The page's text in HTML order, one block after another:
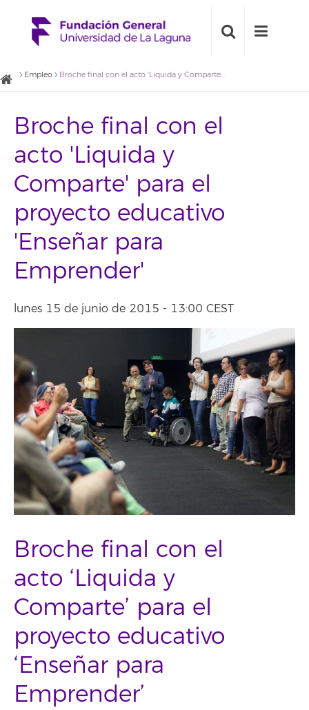
Empleo Broche final con el acto 'Liquida y Comparte' para el proyecto educativo 'Enseñar para Emprender'
Broche final con el
acto 'Liquida y
Comparte' para el
proyecto educativo
'Enseñar para
Emprender'
lunes 15 de junio de 2015 - 13:00 CEST
Broche final con el
acto ‘Liquida y
Comparte’ para el
proyecto educativo
‘Enseñar para
Emprender’